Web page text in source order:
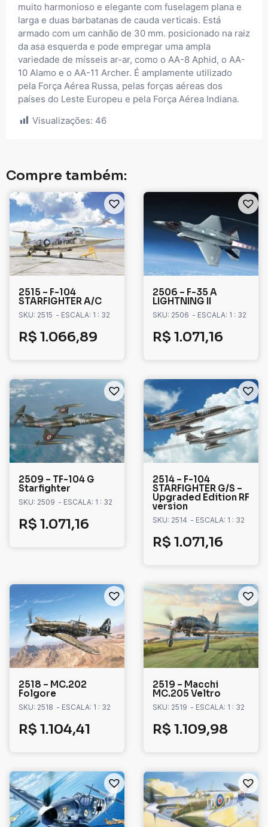
muito harmonioso e elegante com fuselagem plana e
larga e duas barbatanas de cauda verticais. Está
armado com um canhão de 30 mm. posicionado na raiz
da asa esquerda e pode empregar uma ampla
variedade de mísseis ar-ar, como o AA-8 Aphid, o AA-
10 Alamo e o AA-11 Archer. É amplamente utilizado
pela Força Aérea Russa, pelas forças aéreas dos
países do Leste Europeu e pela Força Aérea Indiana.
Visualizações: 46
Compre também:
2515 – F-104
STARFIGHTER A/C
SKU: 2515 - ESCALA: 1 : 32
R$ 1.066,89
2506 – F-35 A
LIGHTNING II
SKU: 2506 - ESCALA: 1 : 32
R$ 1.071,16
2509 – TF-104 G
Starfighter
SKU: 2509 - ESCALA: 1 : 32
R$ 1.071,16
2514 – F-104
STARFIGHTER G/S –
Upgraded Edition RF
version
SKU: 2514 - ESCALA: 1 : 32
R$ 1.071,16
2518 – MC.202
Folgore
SKU: 2518 - ESCALA: 1 : 32
R$ 1.104,41
2519 – Macchi
MC.205 Veltro
SKU: 2519 - ESCALA: 1 : 32
R$ 1.109,98